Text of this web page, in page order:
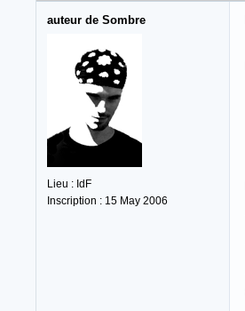
auteur de Sombre
Lieu : IdF
Inscription : 15 May 2006